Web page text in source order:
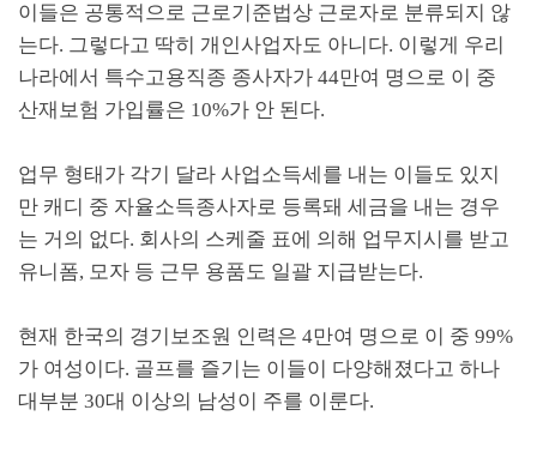
이들은 공통적으로 근로기준법상 근로자로 분류되지 않
는다. 그렇다고 딱히 개인사업자도 아니다. 이렇게 우리
나라에서 특수고용직종 종사자가 44만여 명으로 이 중
산재보험 가입률은 10%가 안 된다.
업무 형태가 각기 달라 사업소득세를 내는 이들도 있지
만 캐디 중 자율소득종사자로 등록돼 세금을 내는 경우
는 거의 없다. 회사의 스케줄 표에 의해 업무지시를 받고
유니폼, 모자 등 근무 용품도 일괄 지급받는다.
현재 한국의 경기보조원 인력은 4만여 명으로 이 중 99%
가 여성이다. 골프를 즐기는 이들이 다양해졌다고 하나
대부분 30대 이상의 남성이 주를 이룬다.